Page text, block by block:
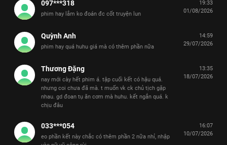
097***318
phim hay lắm ko đoán đc cốt truyện lun
19:33
01/08/2026
Quỳnh Anh
phim hay quá huhu giá mà có thêm phần nữa
14:59
29/07/2026
Thương Đặng
nay mới cày hết phim á. tập cuối kết có hậu quá.
nhưng coi chưa đã mà. t muốn vk ck chủ tịch gặp
nhau. gd đoan tụ ăn cơm mà huhu. kết ngắn quá. k
chịu đâu
13:35
18/07/2026
033***054
eo phần kết này chắc có thêm phần 2 nữa nhỉ, nhập
16:07
10/07/2026